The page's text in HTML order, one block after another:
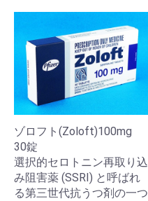
ゾロフト(Zoloft)100mg
30錠
選択的セロトニン再取り込
み阻害薬 (SSRI) と呼ばれ
る第三世代抗うつ剤の一つ